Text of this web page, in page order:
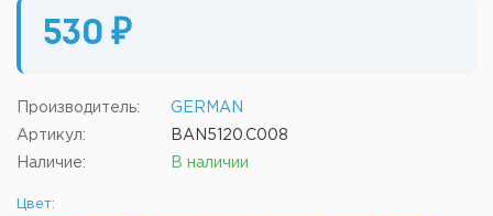
530 ₽
Производитель: GERMAN
Артикул: BAN5120.C008
Наличие: В наличии
Цвет: